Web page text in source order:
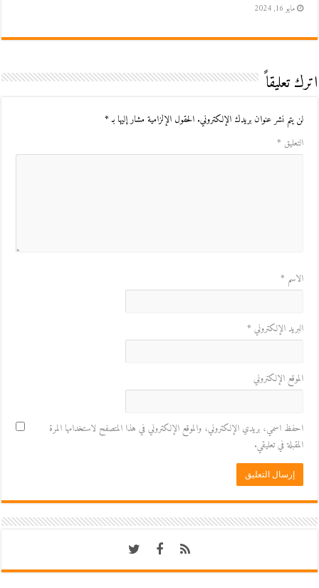
مايو 16, 2024
اترك تعليقاً
لن يتم نشر عنوان بريدك الإلكتروني. الحقول الإلزامية مشار إليها بـ*
التعليق *
الاسم *
البريد الإلكتروني *
الموقع الإلكتروني
احفظ اسمي، بريدي الإلكتروني، والموقع الإلكتروني في هذا المتصفح لاستخدامها المرة
المقبلة في تعليقي.